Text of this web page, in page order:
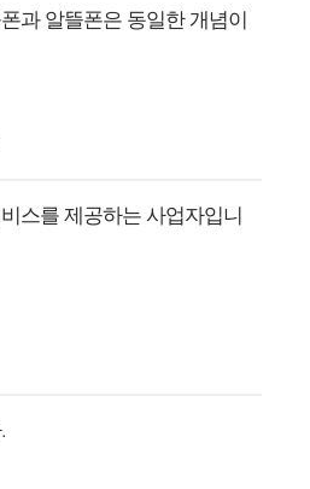
과 알뜰폰은 동일한 개념이
스를 제공하는 사업자입니